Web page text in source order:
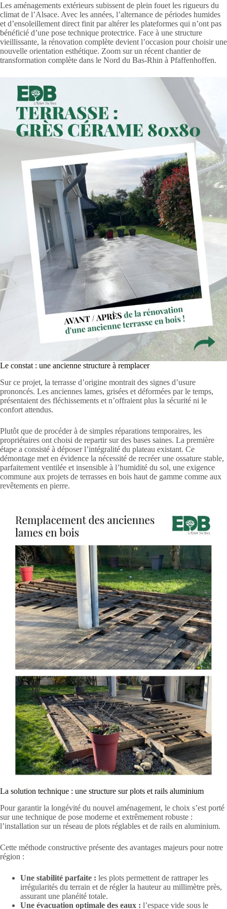
Les aménagements extérieurs subissent de plein fouet les rigueurs du
climat de l’Alsace. Avec les années, l’alternance de périodes humides
et d’ensoleillement direct finit par altérer les plateformes qui n’ont pas
bénéficié d’une pose technique protectrice. Face à une structure
vieillissante, la rénovation complète devient l’occasion pour choisir une
nouvelle orientation esthétique. Zoom sur un récent chantier de
transformation complète dans le Nord du Bas-Rhin à Pfaffenhoffen.
Le constat : une ancienne structure à remplacer
Sur ce projet, la terrasse d’origine montrait des signes d’usure
prononcés. Les anciennes lames, grisées et déformées par le temps,
présentaient des fléchissements et n’offraient plus la sécurité ni le
confort attendus.
Plutôt que de procéder à de simples réparations temporaires, les
propriétaires ont choisi de repartir sur des bases saines. La première
étape a consisté à déposer l’intégralité du plateau existant. Ce
démontage met en évidence la nécessité de recréer une ossature stable,
parfaitement ventilée et insensible à l’humidité du sol, une exigence
commune aux projets de terrasses en bois haut de gamme comme aux
revêtements en pierre.
La solution technique : une structure sur plots et rails aluminium
Pour garantir la longévité du nouvel aménagement, le choix s’est porté
sur une technique de pose moderne et extrêmement robuste :
l’installation sur un réseau de plots réglables et de rails en aluminium.
Cette méthode constructive présente des avantages majeurs pour notre
région :
Une stabilité parfaite : les plots permettent de rattraper les
irrégularités du terrain et de régler la hauteur au millimètre près,
assurant une planéité totale.
Une évacuation optimale des eaux : l’espace vide sous le